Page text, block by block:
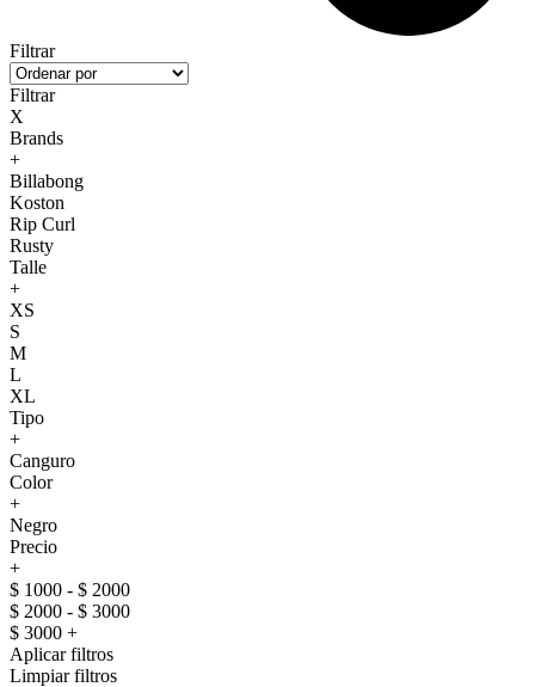
Filtrar
Filtrar
X
Brands
+
Billabong
Koston
Rip Curl
Rusty
Talle
+
XS
S
M
L
XL
Tipo
+
Canguro
Color
+
Negro
Precio
+
$ 1000 - $ 2000
$ 2000 - $ 3000
$ 3000 +
Aplicar filtros
Limpiar filtros